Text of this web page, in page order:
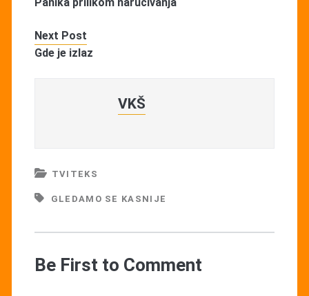
Next Post
Gde je izlaz
VKŠ
TVITEKS
GLEDAMO SE KASNIJE
Be First to Comment